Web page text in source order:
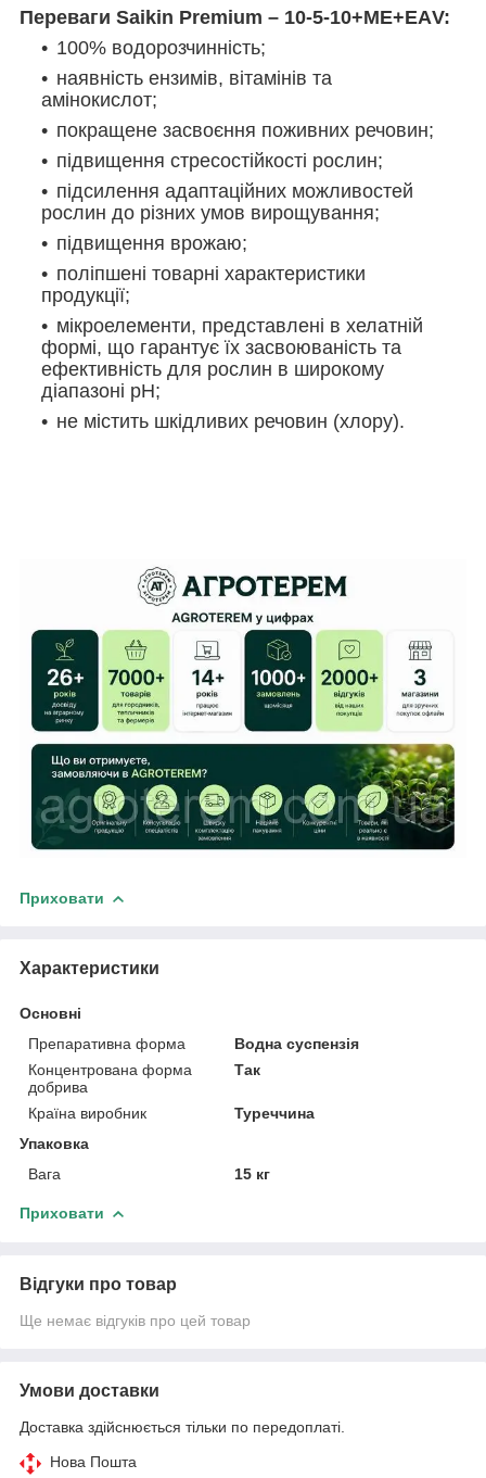
Переваги Saikin Premium – 10-5-10+МЕ+ЕАV:
100% водорозчинність;
наявність ензимів, вітамінів та
амінокислот;
покращене засвоєння поживних речовин;
підвищення стресостійкості рослин;
підсилення адаптаційних можливостей
рослин до різних умов вирощування;
підвищення врожаю;
поліпшені товарні характеристики
продукції;
мікроелементи, представлені в хелатній
формі, що гарантує їх засвоюваність та
ефективність для рослин в широкому
діапазоні рН;
не містить шкідливих речовин (хлору).
Приховати
Характеристики
Основні
Препаративна форма
Водна суспензія
Концентрована форма
добрива
Так
Країна виробник
Туреччина
Упаковка
Вага
15 кг
Приховати
Відгуки про товар
Ще немає відгуків про цей товар
Умови доставки
Доставка здійснюється тільки по передоплаті.
Нова Пошта